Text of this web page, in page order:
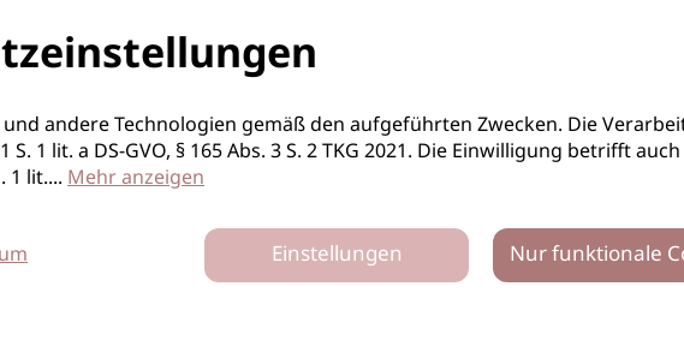
andere Technologien gemäß den aufgeführten Zwecken. Die
S. 1 lit. a DS-GVO, § 165 Abs. 3 S. 2 TKG 2021. Die Einwilligung betrifft
1 lit.... Mehr anzeigen
Einstellungen Nur funktionale